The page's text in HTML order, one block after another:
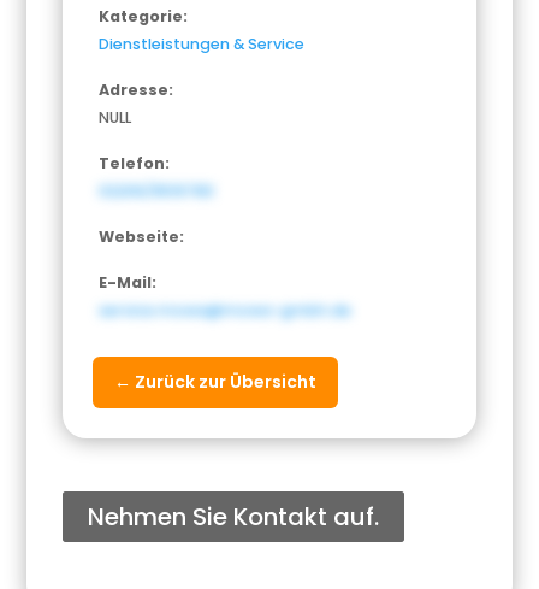
Kategorie:
Dienstleistungen & Service
Adresse:
NULL
Telefon:
02206/9519780
Webseite:
E-Mail:
service.mowa@mowa-gmbh.de
← Zurück zur Übersicht
Nehmen Sie Kontakt auf.